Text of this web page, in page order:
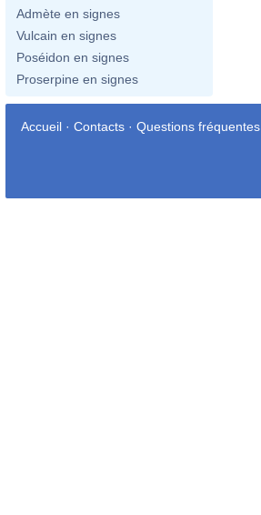
Admète en signes
Vulcain en signes
Poséidon en signes
Proserpine en signes
Accueil · Contacts · Questions fréquentes